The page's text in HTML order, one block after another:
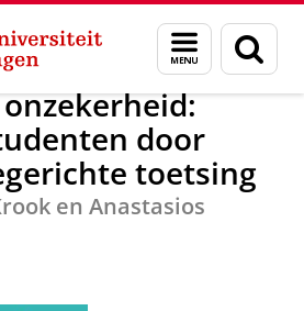
Menu
en
zoeken
Nieuws Nieuwsberichten
door
toetsing
en Anastasios